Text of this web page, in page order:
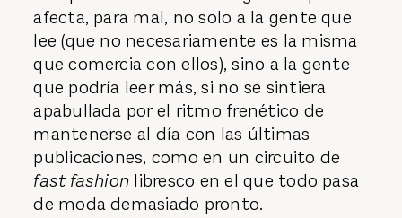
afecta, para mal, no solo a la gente que
lee (que no necesariamente es la misma
que comercia con ellos), sino a la gente
que podría leer más, si no se sintiera
apabullada por el ritmo frenético de
mantenerse al día con las últimas
publicaciones, como en un circuito de
fast fashion libresco en el que todo pasa
de moda demasiado pronto.